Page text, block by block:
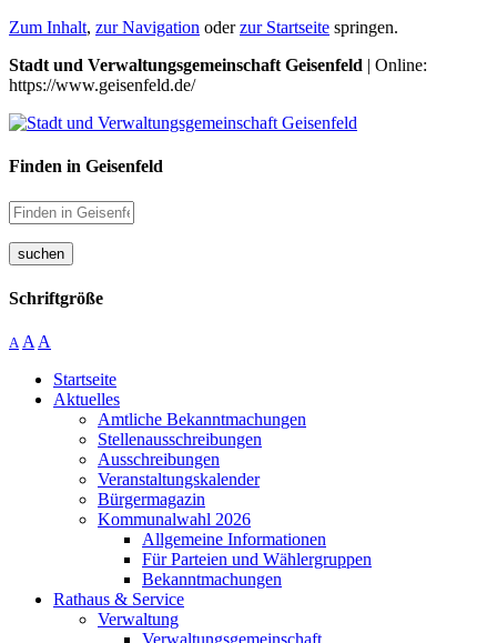
Zum Inhalt, zur Navigation oderzur Startseite springen.
Stadt und Verwaltungsgemeinschaft Geisenfeld | Online:
https://www.geisenfeld.de/
Finden in Geisenfeld
suchen
Schriftgröße
A A A
Startseite
Aktuelles
Amtliche Bekanntmachungen
Stellenausschreibungen
Ausschreibungen
Veranstaltungskalender
Bürgermagazin
Kommunalwahl 2026
Allgemeine Informationen
Für Parteien und Wählergruppen
Bekanntmachungen
Rathaus & Service
Verwaltung
Verwaltungsgemeinschaft